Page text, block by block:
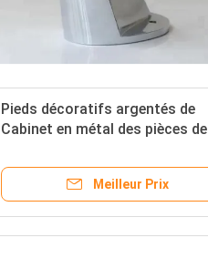
Pieds décoratifs argentés de
Cabinet en métal des pièces de
15cm
Meilleur Prix